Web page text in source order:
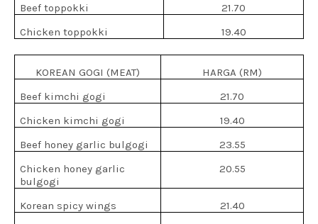
Beef toppokki
21.70
Chicken toppokki
19.40
KOREAN GOGI (MEAT)
HARGA (RM)
Beef kimchi gogi
21.70
Chicken kimchi gogi
19.40
Beef honey garlic bulgogi
23.55
Chicken honey garlic
bulgogi
20.55
Korean spicy wings
21.40